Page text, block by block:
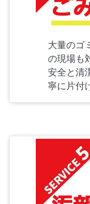
大量のゴ
の現場も
安全と清
寧に片付